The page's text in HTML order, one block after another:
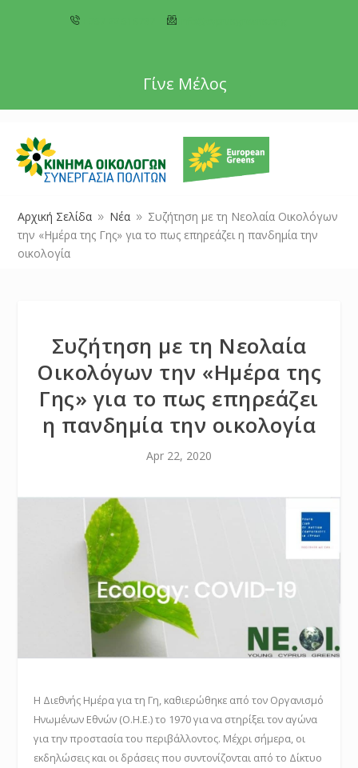
Γίνε Μέλος
Αρχική Σελίδα 9 Νέα 9 Συζήτηση με τη Νεολαία Οικολόγων
την «Ημέρα της Γης» για το πως επηρεάζει η πανδημία την
οικολογία
Συζήτηση με τη Νεολαία
Οικολόγων την «Ημέρα της
Γης» για το πως επηρεάζει
η πανδημία την οικολογία
Apr 22, 2020
Η Διεθνής Ημέρα για τη Γη, καθιερώθηκε από τον Οργανισμό
Ηνωμένων Εθνών (Ο.Η.Ε.) το 1970 για να στηρίξει τον αγώνα
για την προστασία του περιβάλλοντος. Μέχρι σήμερα, οι
εκδηλώσεις και οι δράσεις που συντονίζονται από το Δίκτυο